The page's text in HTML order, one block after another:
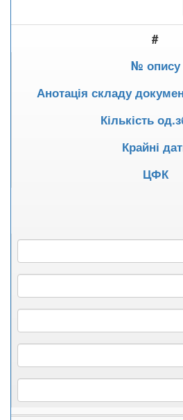
#
№ опису
Анотація складу
Кількість
Крайні
ЦФК